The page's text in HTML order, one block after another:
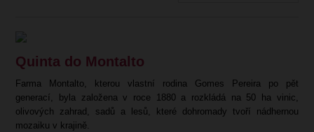
Quinta do Montalto
Farma Montalto, kterou vlastní rodina Gomes Pereira po pět
generací, byla založena v roce 1880 a rozkládá na 50 havinic,
olivových zahrad, sadů a lesů, které dohromady tvoří nádhernou
mozaiku v krajině.